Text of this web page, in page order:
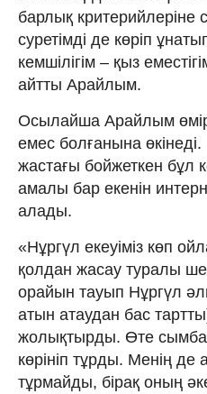
барлық критерийлеріне
суретімді де көріп
кемшілігім – қыз
айтты Арайлым.
Осылайша Арайлым
емес болғанына
жастағы бойжеткен бұл
амалы бар екенін
алады.
«Нұргүл екеуіміз көп
қолдан жасау туралы
орайын тауып Нұргүл әлгі
атын атаудан бас тартты)
жолықтырды. Өте
көрініп тұрды. Менің де
тұрмайды, бірақ оның